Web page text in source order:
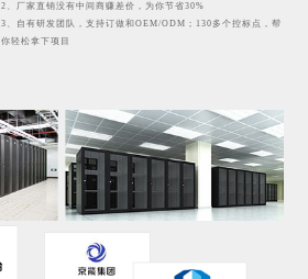
2、厂家直销没有中间商赚差价，为你节省30%
3、自有研发团队，支持订做和OEM/ODM；130多个控标点，帮
你轻松拿下项目